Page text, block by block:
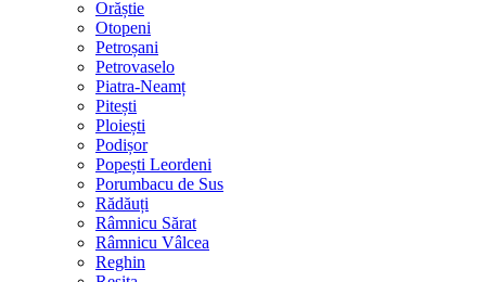
Orăștie
Otopeni
Petroșani
Petrovaselo
Piatra-Neamț
Pitești
Ploiești
Podișor
Popești Leordeni
Porumbacu de Sus
Rădăuți
Râmnicu Sărat
Râmnicu Vâlcea
Reghin